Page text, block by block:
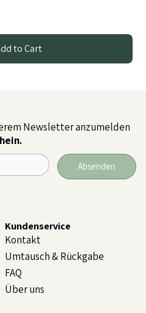
to Cart
Kundenservice
Kontakt
Über uns
Umtausch & Rückgabe
FAQ
Newsletter anzumelden
Absenden